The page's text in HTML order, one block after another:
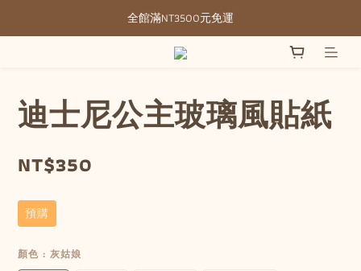
全館滿NT3500元免運
全館滿NT3500元免運
部分現貨＋預購20-30天不含假日
迪士尼公主玻璃風貼紙
NT$350
預購
顏色 : 灰姑娘